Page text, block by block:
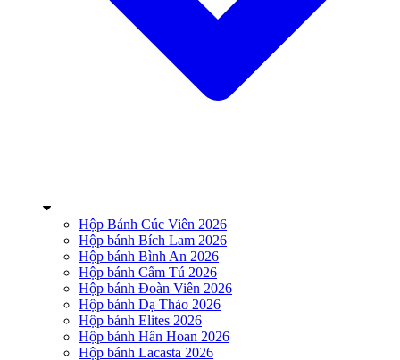
Hộp Bánh Cúc Viên 2026
Hộp bánh Bích Lam 2026
Hộp bánh Bình An 2026
Hộp bánh Cẩm Tú 2026
Hộp bánh Đoàn Viên 2026
Hộp bánh Dạ Thảo 2026
Hộp bánh Elites 2026
Hộp bánh Hân Hoan 2026
Hộp bánh Lacasta 2026